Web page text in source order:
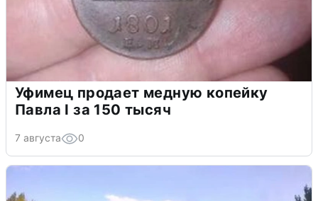
Уфимец продает медную копейку
Павла I за 150 тысяч
7 августа 0